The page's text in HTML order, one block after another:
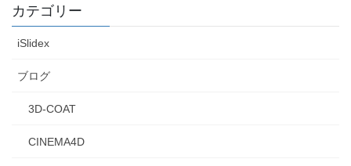
カテゴリー
iSlidex
ブログ
3D-COAT
CINEMA4D